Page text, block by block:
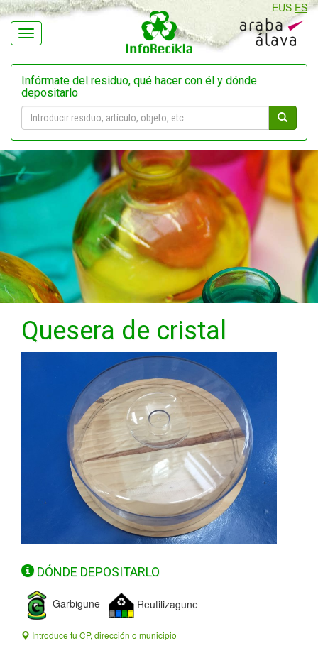
Navegación
EUS ES
Infórmate del residuo, qué hacer con él y dónde
depositarlo
Quesera de cristal
DÓNDE DEPOSITARLO
Garbigune Reutilizagune
Introduce tu CP, dirección o municipio